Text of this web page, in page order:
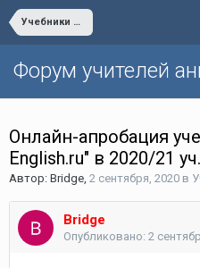
Учебники и учебные пособия
Форум учителей
Онлайн-апробация
English.ru" в 2020/21
Автор: Bridge, 2 сентября, 2020 в
Bridge
Опубликовано: 2